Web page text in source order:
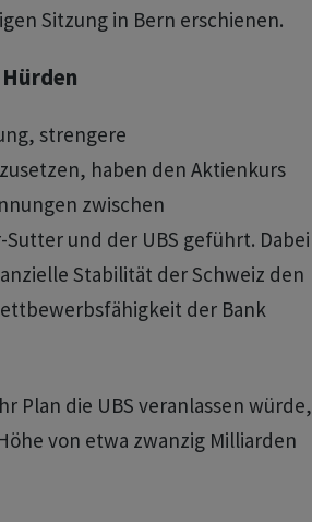
Sitzung in Bern erschienen.
strengere
haben den Aktienkurs
zwischen
und der UBS geführt. Dabei
Stabilität der Schweiz den
der Bank
Plan die UBS veranlassen würde,
von etwa zwanzig Milliarden